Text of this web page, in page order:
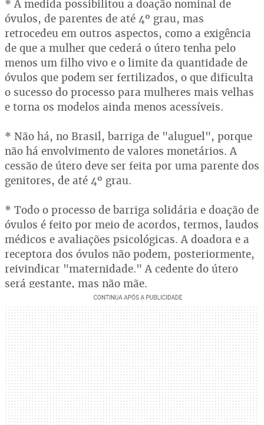
* A medida possibilitou a doação nominal de
óvulos, de parentes de até 4º grau, mas
retrocedeu em outros aspectos, como a exigência
de que a mulher que cederá o útero tenha pelo
menos um filho vivo e o limite da quantidade de
óvulos que podem ser fertilizados, o que dificulta
o sucesso do processo para mulheres mais velhas
e torna os modelos ainda menos acessíveis.
* Não há, no Brasil, barriga de "aluguel", porque
não há envolvimento de valores monetários. A
cessão de útero deve ser feita por uma parente dos
genitores, de até 4º grau.
* Todo o processo de barriga solidária e doação de
óvulos é feito por meio de acordos, termos, laudos
médicos e avaliações psicológicas. A doadora e a
receptora dos óvulos não podem, posteriormente,
reivindicar "maternidade." A cedente do útero
será gestante, mas não mãe.